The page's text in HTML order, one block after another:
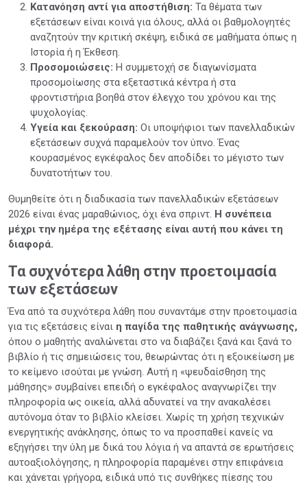
Κατανόηση αντί για αποστήθιση: Τα θέματα των
εξετάσεων είναι κοινά για όλους, αλλά οι βαθμολογητές
αναζητούν την κριτική σκέψη, ειδικά σε μαθήματα όπως η
Ιστορία ή η Έκθεση.
Προσομοιώσεις: Η συμμετοχή σε διαγωνίσματα
προσομοίωσης στα εξεταστικά κέντρα ή στα
φροντιστήρια βοηθά στον έλεγχο του χρόνου και της
ψυχολογίας.
Υγεία και ξεκούραση: Οι υποψήφιοι των πανελλαδικών
εξετάσεων συχνά παραμελούν τον ύπνο. Ένας
κουρασμένος εγκέφαλος δεν αποδίδει το μέγιστο των
δυνατοτήτων του.
Θυμηθείτε ότι η διαδικασία των πανελλαδικών εξετάσεων
2026 είναι ένας μαραθώνιος, όχι ένα σπριντ. Η συνέπεια
μέχρι την ημέρα της εξέτασης είναι αυτή που κάνει τη
διαφορά.
Τα συχνότερα λάθη στην προετοιμασία
των εξετάσεων
Ένα από τα συχνότερα λάθη που συναντάμε στην προετοιμασία
για τις εξετάσεις είναι η παγίδα της παθητικής ανάγνωσης,
όπου ο μαθητής αναλώνεται στο να διαβάζει ξανά και ξανά το
βιβλίο ή τις σημειώσεις του, θεωρώντας ότι η εξοικείωση με
το κείμενο ισούται με γνώση. Αυτή η «ψευδαίσθηση της
μάθησης» συμβαίνει επειδή ο εγκέφαλος αναγνωρίζει την
πληροφορία ως οικεία, αλλά αδυνατεί να την ανακαλέσει
αυτόνομα όταν το βιβλίο κλείσει. Χωρίς τη χρήση τεχνικών
ενεργητικής ανάκλησης, όπως το να προσπαθεί κανείς να
εξηγήσει την ύλη με δικά του λόγια ή να απαντά σε ερωτήσεις
αυτοαξιολόγησης, η πληροφορία παραμένει στην επιφάνεια
και χάνεται γρήγορα, ειδικά υπό τις συνθήκες πίεσης του